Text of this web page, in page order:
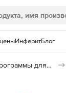
ИнферитБлог
Программы для защиты информации